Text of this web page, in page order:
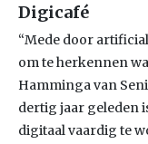
Digicafé
“Mede door
om te herkennen
Hamminga van
dertig jaar geleden
digitaal vaardig te